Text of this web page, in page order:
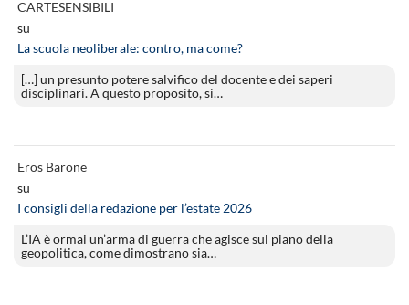
CARTESENSIBILI
su
La scuola neoliberale: contro, ma come?
[…] un presunto potere salvifico del docente e dei saperi
disciplinari. A questo proposito, si…
Eros Barone
su
I consigli della redazione per l’estate 2026
L’IA è ormai un’arma di guerra che agisce sul piano della
geopolitica, come dimostrano sia…